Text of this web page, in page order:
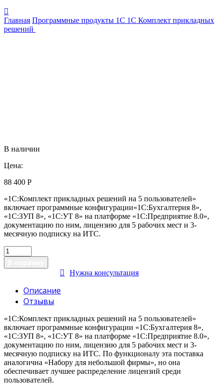
Главная Программные продукты 1С 1С Комплект прикладных
решений
В наличии
Цена:
88 400 Р
«1С:Комплект прикладных решений на 5 пользователей»
включает программные конфигурации«1С:Бухгалтерия 8»,
«1С:ЗУП 8», «1С:УТ 8» на платформе «1С:Предприятие 8.0»,
документацию по ним, лицензию для 5 рабочих мест и 3-
месячную подписку на ИТС.
Нужна консультация
Описание
Отзывы
«1С:Комплект прикладных решений на 5 пользователей»
включает программные конфигурации «1С:Бухгалтерия 8»,
«1С:ЗУП 8», «1С:УТ 8» на платформе «1С:Предприятие 8.0»,
документацию по ним, лицензию для 5 рабочих мест и 3-
месячную подписку на ИТС. По функционалу эта поставка
аналогична «Набору для небольшой фирмы», но она
обеспечивает лучшее распределение лицензий среди
пользователей.